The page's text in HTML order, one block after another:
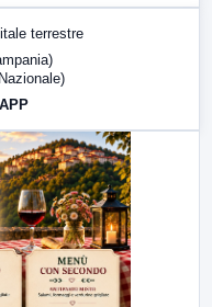
LabNews (replica)
LabNews (replica)
terrestre
APP